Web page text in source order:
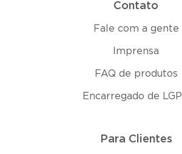
Contato
Fale com a gente
Imprensa
FAQ de produtos
Encarregado de
Para Clientes